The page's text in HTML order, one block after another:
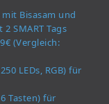
mit Bisasam und
SMART Tags
(Vergleich:
LEDs, RGB) für
Tasten) für